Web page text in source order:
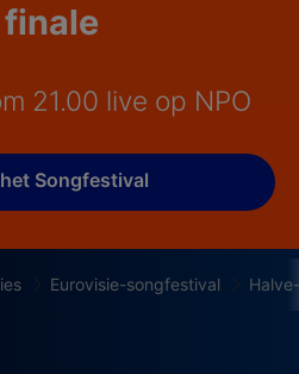
21.00 live op NPO
Songfestival
Eurovisie-songfestival